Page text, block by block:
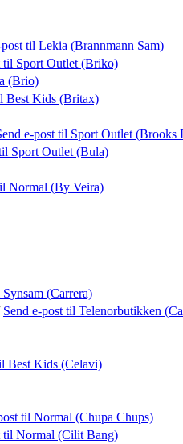
til Lekia (Brannmann Sam)
til Sport Outlet (Briko)
(Brio)
Best Kids (Britax)
e-post til Sport Outlet (Brooks
Sport Outlet (Bula)
Normal (By Veira)
(Carrera)
Send e-post til Telenorbutikken
Best Kids (Celavi)
til Normal (Chupa Chups)
til Normal (Cilit Bang)